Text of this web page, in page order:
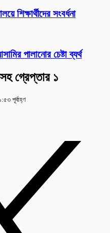
শিক্ষার্থীদের সংবর্ধনা
পালানোর চেষ্টা ব্যর্থ
গ্রেপ্তার ১
পূর্বাহ্ণ